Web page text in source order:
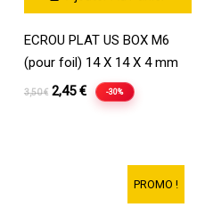
ECROU PLAT US BOX M6
(pour foil) 14 X 14 X 4 mm
3,50€ Le
2,45€Le
prix
-30%
PROMO !